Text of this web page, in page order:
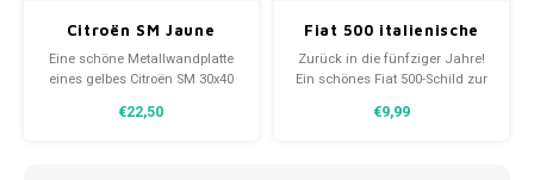
Citroën SM Jaune
metalen wandplatte
30x40 cm
Eine schöne Metallwandplatte
eines gelbes Citroën SM 30x40
geschwungenen Kanten und
€22,50
Fiat 500 italienische
Farben geprägtes
Metallwandschild
Zurück in die fünfziger Jahre!
Ein schönes Fiat 500-Schild zur
mit den passenden
€9,99